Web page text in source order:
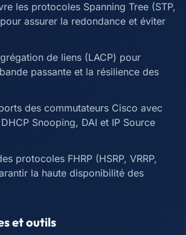
les protocoles Spanning Tree (STP,
pour assurer la redondance et éviter
de liens (LACP) pour
passante et la résilience des
des commutateurs Cisco avec
Snooping, DAI et IP Source
protocoles FHRP (HSRP, VRRP,
la haute disponibilité des
et outils